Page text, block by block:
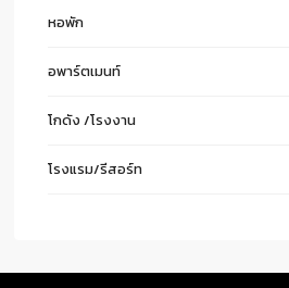
หอพัก
อพาร์ตเมนท์
โกดัง /โรงงาน
โรงแรม/รีสอร์ท